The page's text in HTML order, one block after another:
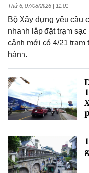
Thứ 6, 07/08/2026 | 11:01
Bộ Xây dựng yêu cầu
nhanh lắp đặt trạm
cảnh mới có 4/21 trạm
hành.